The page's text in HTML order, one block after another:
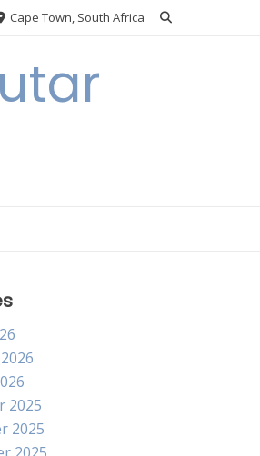
Cape Town, South Africa
2025
2025